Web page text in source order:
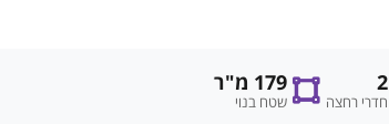
2
חדרי רחצה
179 מ"ר
שטח בנוי